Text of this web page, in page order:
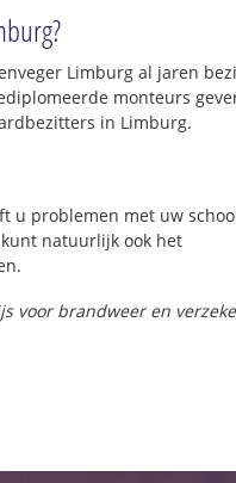
Limburg al jaren
monteurs
in Limburg.
u problemen met uw
kunt natuurlijk ook het
voor brandweer en